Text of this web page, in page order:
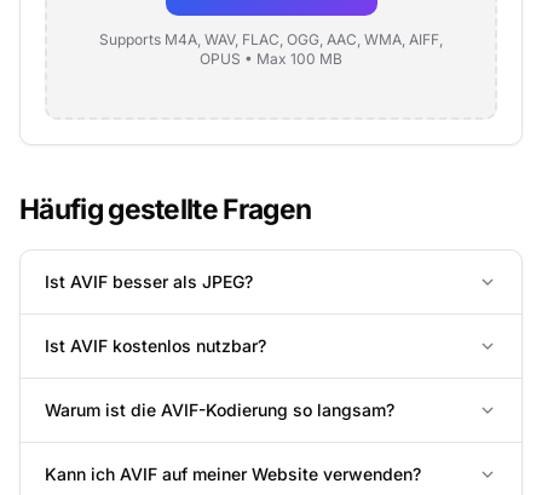
Supports M4A, WAV, FLAC, OGG, AAC, WMA, AIFF,
OPUS • Max 100 MB
Häufig gestellte Fragen
Ist AVIF besser als JPEG?
Ist AVIF kostenlos nutzbar?
Warum ist die AVIF-Kodierung so langsam?
Kann ich AVIF auf meiner Website verwenden?